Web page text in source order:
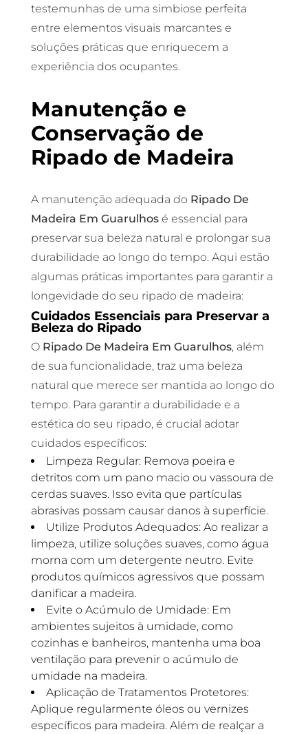
testemunhas de uma simbiose perfeita
entre elementos visuais marcantes e
soluções práticas que enriquecem a
experiência dos ocupantes.
Manutenção e
Conservação de
Ripado de Madeira
A manutenção adequada do Ripado De
Madeira Em Guarulhosé essencial para
preservar sua beleza natural e prolongar sua
durabilidade ao longo do tempo. Aqui estão
algumas práticas importantes para garantir a
longevidade do seu ripado de madeira:
Cuidados Essenciais para Preservar a
Beleza do Ripado
O Ripado De Madeira Em Guarulhos, além
de sua funcionalidade, traz uma beleza
natural que merece ser mantida ao longo do
tempo. Para garantir a durabilidade e a
estética do seu ripado, é crucial adotar
cuidados específicos:
Limpeza Regular: Remova poeira e
detritos com um pano macio ou vassoura de
cerdas suaves. Isso evita que partículas
abrasivas possam causar danos à superfície.
Utilize Produtos Adequados: Ao realizar a
limpeza, utilize soluções suaves, como água
morna com um detergente neutro. Evite
produtos químicos agressivos que possam
danificar a madeira.
Evite o Acúmulo de Umidade: Em
ambientes sujeitos à umidade, como
cozinhas e banheiros, mantenha uma boa
ventilação para prevenir o acúmulo de
umidade na madeira.
Aplicação de Tratamentos Protetores:
Aplique regularmente óleos ou vernizes
específicos para madeira. Além de realçar a